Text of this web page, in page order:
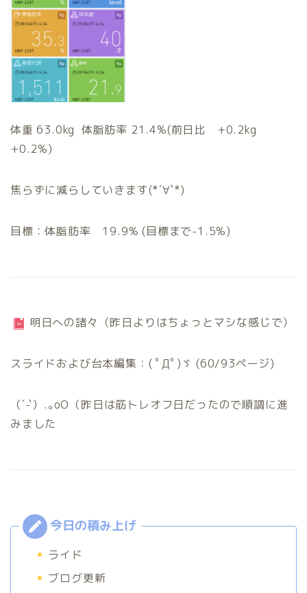
体重 63.0kg 体脂肪率 21.4%(前日比 +0.2kg
+0.2%)
焦らずに減らしていきます(*´∀`*)
目標：体脂肪率 19.9% (目標まで-1.5%)
明日への諸々（昨日よりはちょっとマシな感じで）
スライドおよび台本編集：( ﾟДﾟ)ゞ (60/93ページ)
（´-`）.｡oO（昨日は筋トレオフ日だったので順調に進
みました
ライド
ブログ更新